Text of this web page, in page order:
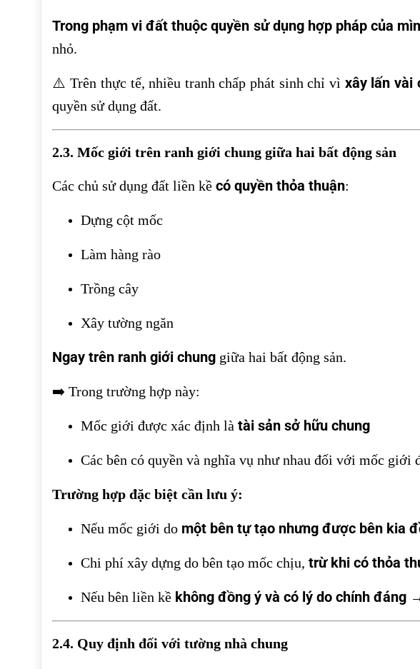
Trong phạm vi đất thuộc quyền sử dụng hợp pháp của
nhỏ.
⚠️ Trên thực tế, nhiều tranh chấp phát sinh chỉ vì xây lấn vài
quyền sử dụng đất.
2.3. Mốc giới trên ranh giới chung giữa hai bất động sản
Các chủ sử dụng đất liền kề có quyền thỏa thuận:
Dựng cột mốc
Làm hàng rào
Trồng cây
Xây tường ngăn
Ngay trên ranh giới chung giữa hai bất động sản.
➡️ Trong trường hợp này:
Mốc giới được xác định là tài sản sở hữu chung
Các bên có quyền và nghĩa vụ như nhau đối với mốc giới
Trường hợp đặc biệt cần lưu ý:
Nếu mốc giới do một bên tự tạo nhưng được bên kia
Chi phí xây dựng do bên tạo mốc chịu, trừ khi có thỏa
Nếu bên liền kề không đồng ý và có lý do chính đáng
2.4. Quy định đối với tường nhà chung